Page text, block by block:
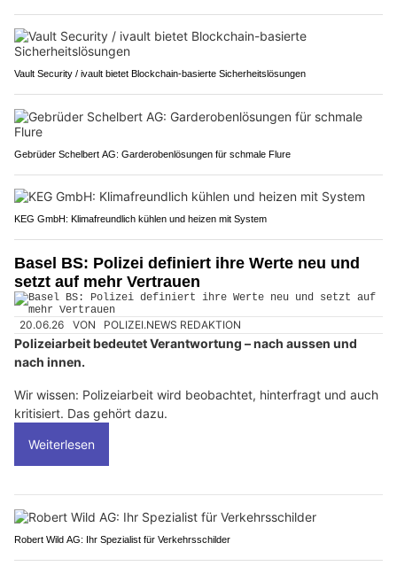
Vault Security / ivault bietet Blockchain-basierte Sicherheitslösungen
Gebrüder Schelbert AG: Garderobenlösungen für schmale Flure
KEG GmbH: Klimafreundlich kühlen und heizen mit System
Basel BS: Polizei definiert ihre Werte neu und
setzt auf mehr Vertrauen
20.06.26 VON POLIZEI.NEWS REDAKTION
Polizeiarbeit bedeutet Verantwortung – nach aussen und
nach innen.
Wir wissen: Polizeiarbeit wird beobachtet, hinterfragt und auch
kritisiert. Das gehört dazu.
Weiterlesen
Robert Wild AG: Ihr Spezialist für Verkehrsschilder